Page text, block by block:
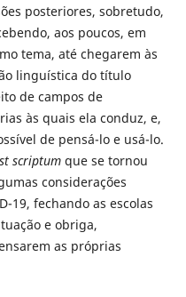
posteriores, sobretudo,
aos poucos, em
tema, até chegarem às
linguística do título
de campos de
às quais ela conduz, e,
de pensá-lo e usá-lo.
scriptumque se tornou
considerações
19, fechando as escolas
e obriga,
as próprias